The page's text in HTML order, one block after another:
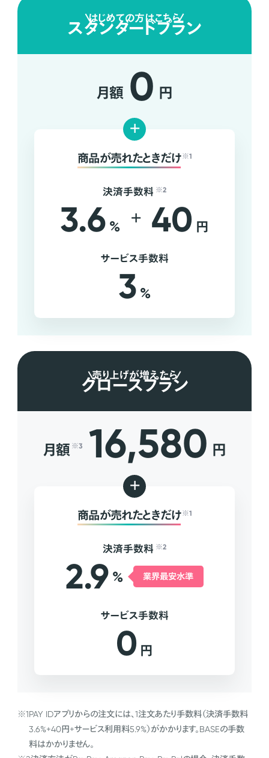
はじめての方はこちら
スタンダードプラン
月額 0 円
+
商品が売れたときだけ ※1
決済手数料 ※2
3.6 % + 40 円
サービス手数料
3 %
売り上げが増えたら
グロースプラン
月額 ※3 16,580 円
+
商品が売れたときだけ ※1
決済手数料 ※2
2.9 % 業界最安水準
サービス手数料
0 円
※1PAY IDアプリからの注文には、1注文あたり手数料（決済手数料
3.6%+40円+サービス利用料5.9%）がかかります。BASEの手数
料はかかりません。